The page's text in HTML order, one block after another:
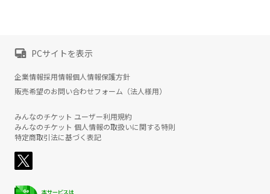
PCサイトを表示
企業情報採用情報個人情報保護方針
販売希望のお問い合わせフォーム（法人様用）
みんなのチケット ユーザー利用規約
みんなのチケット 個人情報の取扱いに関する特則
特定商取引法に基づく表記